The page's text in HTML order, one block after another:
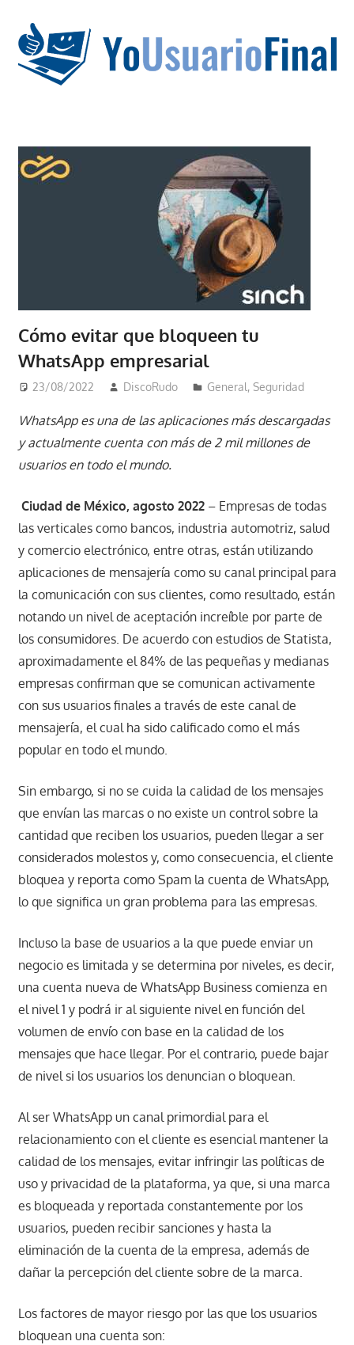
contenido
no
tiene
Cómo evitar que bloqueen tu
WhatsApp empresarial
23/08/2022 DiscoRudo General,Seguridad
WhatsApp es una de las aplicaciones más descargadas
y actualmente cuenta con más de 2 mil millones de
usuarios en todo el mundo.
Ciudad de México, agosto 2022– Empresas de todas
las verticales como bancos, industria automotriz, salud
y comercio electrónico, entre otras, están utilizando
aplicaciones de mensajería como su canal principal para
la comunicación con sus clientes, como resultado, están
notando un nivel de aceptación increíble por parte de
los consumidores. De acuerdo con estudios de Statista,
aproximadamente el 84% de las pequeñas y medianas
empresas confirman que se comunican activamente
con sus usuarios finales a través de este canal de
mensajería, el cual ha sido calificado como el más
popular en todo el mundo.
Sin embargo, si no se cuida la calidad de los mensajes
que envían las marcas o no existe un control sobre la
cantidad que reciben los usuarios, pueden llegar a ser
considerados molestos y, como consecuencia, el cliente
bloquea y reporta como Spam la cuenta de WhatsApp,
lo que significa un gran problema para las empresas.
Incluso la base de usuarios a la que puede enviar un
negocio es limitada y se determina por niveles, es decir,
una cuenta nueva de WhatsApp Business comienza en
el nivel 1 y podrá ir al siguiente nivel en función del
volumen de envío con base en la calidad de los
mensajes que hace llegar. Por el contrario, puede bajar
de nivel si los usuarios los denuncian o bloquean.
Al ser WhatsApp un canal primordial para el
relacionamiento con el cliente es esencial mantener la
calidad de los mensajes, evitar infringir las políticas de
uso y privacidad de la plataforma, ya que, si una marca
es bloqueada y reportada constantemente por los
usuarios, pueden recibir sanciones y hasta la
eliminación de la cuenta de la empresa, además de
dañar la percepción del cliente sobre de la marca.
Los factores de mayor riesgo por las que los usuarios
bloquean una cuenta son: